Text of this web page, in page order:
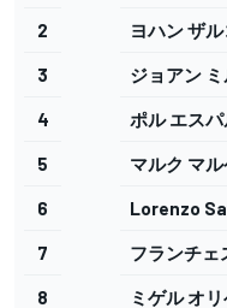
2 ヨハン ザル
3 ジョアン
4 ポル エスパ
5 マルク マ
6 Lorenzo
7 フランチェ
8 ミゲル オ